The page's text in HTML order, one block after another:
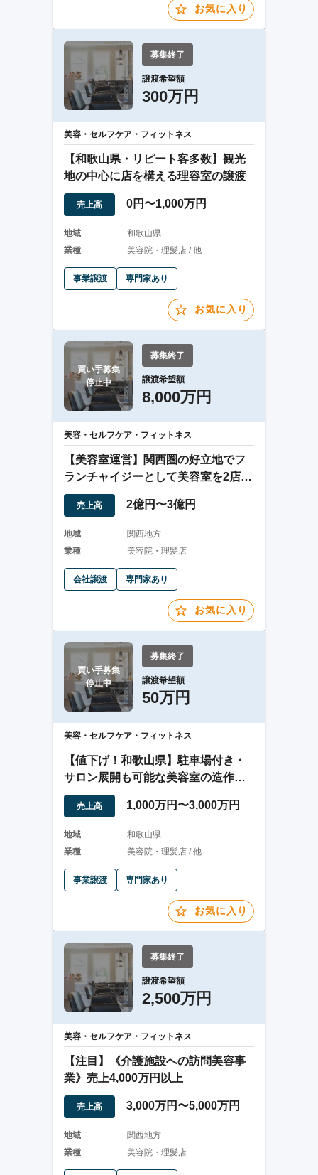
お気に入り
募集終了
譲渡希望額
300万円
美容・セルフケア・フィットネス
【和歌山県・リピート客多数】観光
地の中心に店を構える理容室の譲渡
売上高 0円〜1,000万円
地域
和歌山県
業種
美容院・理髪店 / 他
事業譲渡 専門家あり
お気に入り
買い手募集
停止中
募集終了
譲渡希望額
8,000万円
美容・セルフケア・フィットネス
【美容室運営】関西圏の好立地でフ
ランチャイジーとして美容室を2店舗
運営
売上高 2億円〜3億円
地域
関西地方
業種
美容院・理髪店
会社譲渡 専門家あり
お気に入り
買い手募集
停止中
募集終了
譲渡希望額
50万円
美容・セルフケア・フィットネス
【値下げ！和歌山県】駐車場付き・
サロン展開も可能な美容室の造作譲
渡
売上高 1,000万円〜3,000万円
地域
和歌山県
業種
美容院・理髪店 / 他
事業譲渡 専門家あり
お気に入り
募集終了
譲渡希望額
2,500万円
美容・セルフケア・フィットネス
【注目】《介護施設への訪問美容事
業》売上4,000万円以上
売上高 3,000万円〜5,000万円
地域
関西地方
業種
美容院・理髪店